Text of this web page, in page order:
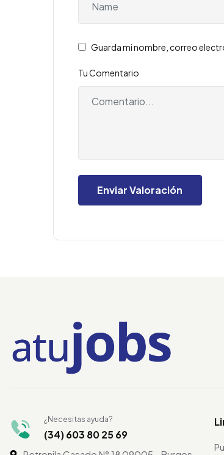
Guarda mi nombre, correo
Tu Comentario
¿Necesitas ayuda?
(34) 603 80 25 69